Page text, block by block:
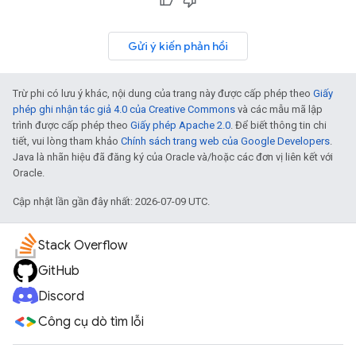
Gửi ý kiến phản hồi
Trừ phi có lưu ý khác, nội dung của trang này được cấp phép theo Giấy
phép ghi nhận tác giả 4.0 của Creative Commons và các mẫu mã lập
trình được cấp phép theo Giấy phép Apache 2.0. Để biết thông tin chi
tiết, vui lòng tham khảo Chính sách trang web của Google Developers.
Java là nhãn hiệu đã đăng ký của Oracle và/hoặc các đơn vị liên kết với
Oracle.
Cập nhật lần gần đây nhất: 2026-07-09 UTC.
Stack Overflow
GitHub
Discord
Công cụ dò tìm lỗi